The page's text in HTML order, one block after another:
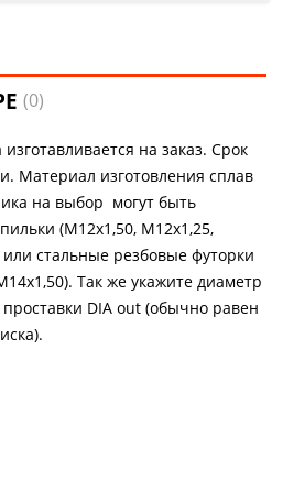
(0)
на заказ. Срок
Материал изготовления сплав
на выбор могут быть
(М12х1,50, М12х1,25,
стальные резбовые футорки
Так же укажите диаметр
DIA out (обычно равен